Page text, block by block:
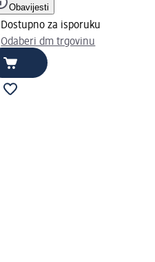
Obavijesti
Dostupno za isporuku
Odaberi dm trgovinu